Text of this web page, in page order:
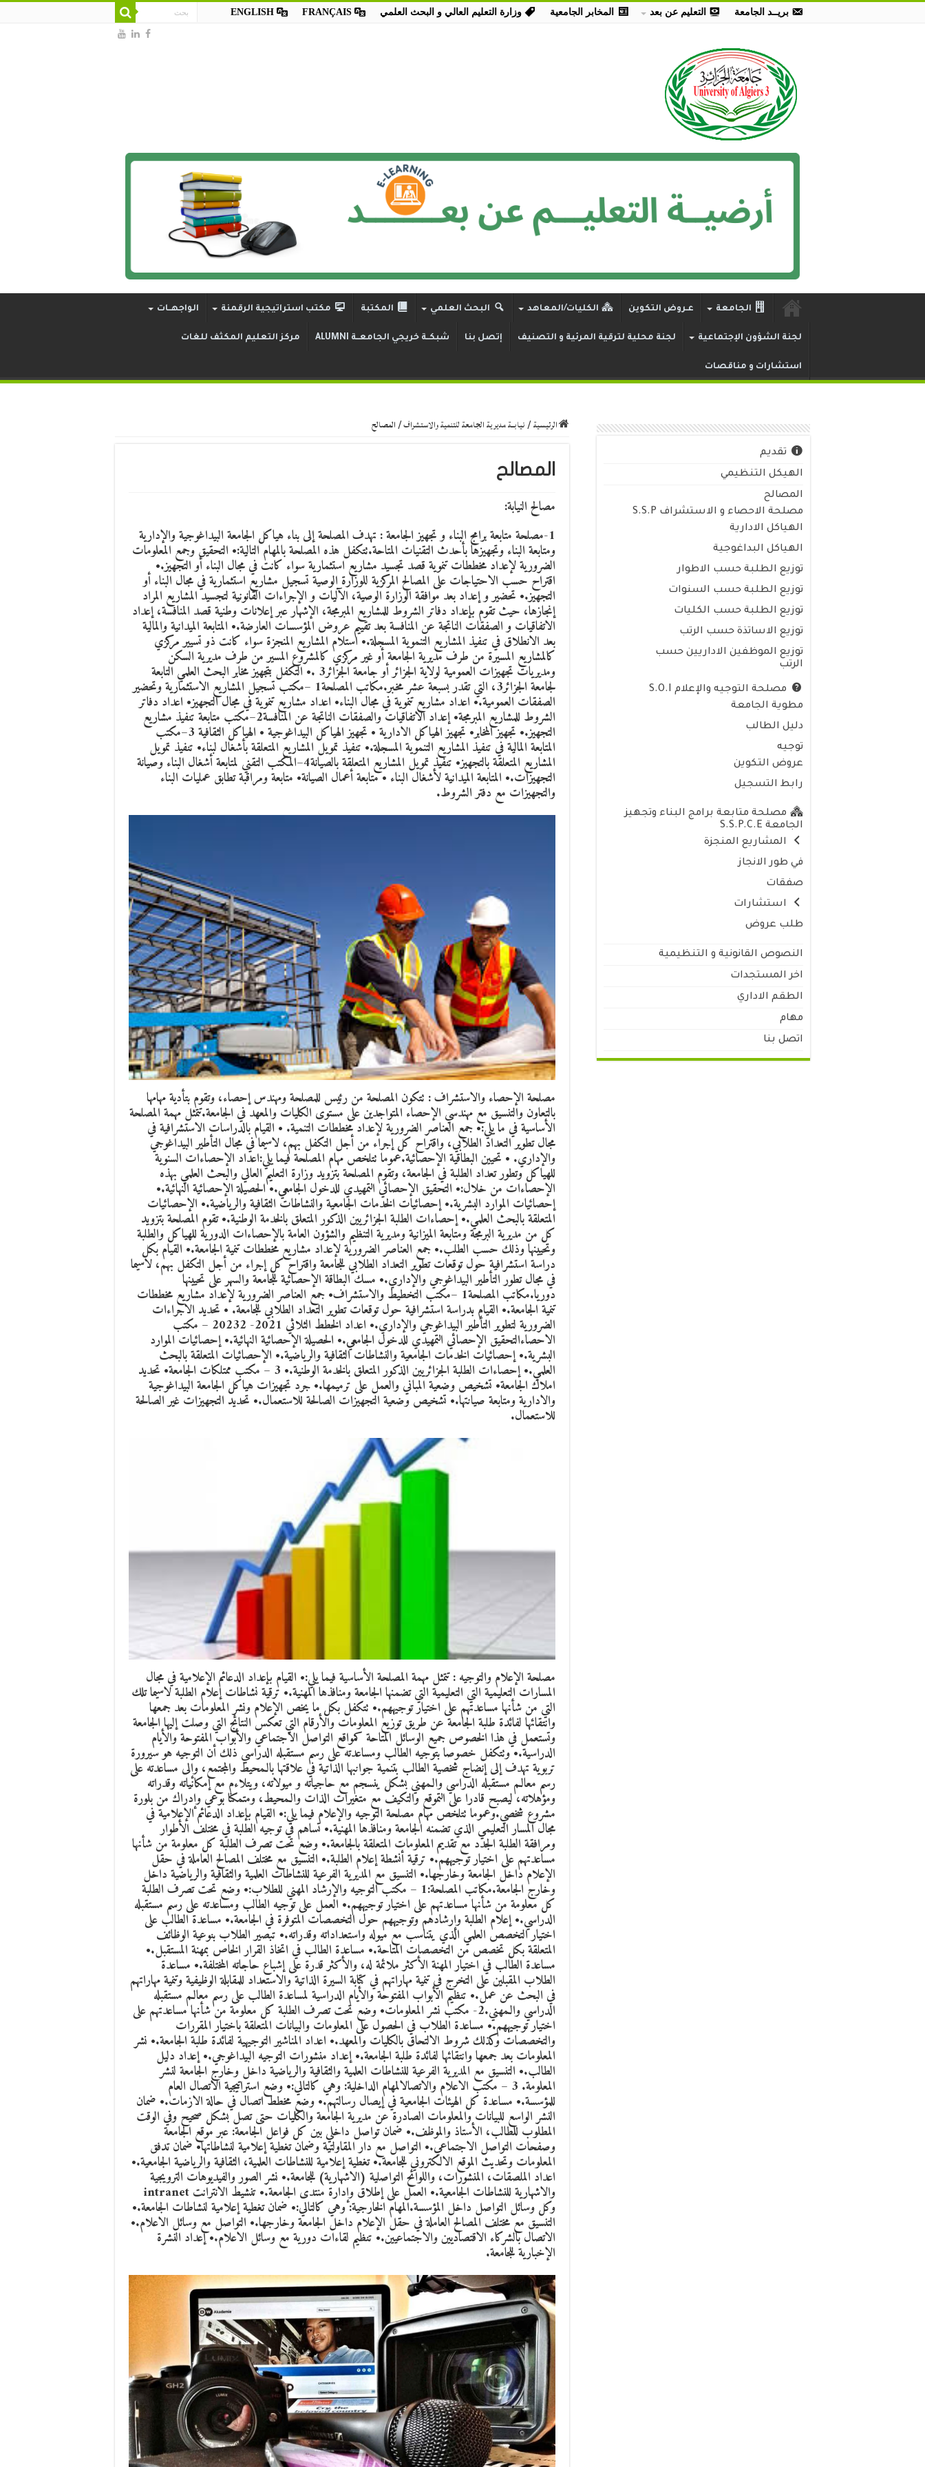
بريــد الجامعة التعليم عن بعد المخابر الجامعية وزارة التعليم العالي و البحث العلمي FRANÇAIS
ENGLISH
الجامعة عـروض التكوين الكليات/المعاهد البحث العلمي المكتبة مكتب استراتيجية الرقمنة الواجهــات
لجنة الشؤون الإجتماعية لجنة محلية لترقية المرئية و التصنيف إتصل بنا شبكــة خريجي الجامعــة ALUMNI مركز التعليم المكثف للغات
استشارات و مناقصات
الرئيسية/نيابــة مديرية الجامعة للتنمية والاستشراف/المصالح
المصالح
مصالح النيابة:
1- مصلحة متابعة برامج البناء و تجهيز الجامعة: تهدف المصلحة إلى بناء هياكل الجامعة البيداغوجية والإدارية
ومتابعة البناء وتجهيزها بأحدث التقنيات المتاحة.تتكفل هذه المصلحة بالمهام التالية:• التحقيق وجمع المعلومات
الضرورية لإعداد مخططات تنموية قصد تجسيد مشاريع استثمارية سواء كانت في مجال البناء أو التجهيز.•
اقتراح حسب الاحتياجات على المصالح المركزية للوزارة الوصية تسجيل مشاريع استثمارية في مجال البناء أو
التجهيز.• تحضير و إعداد بعد موافقة الوزارة الوصية، الآليات و الإجراءات القانونية لتجسيد المشاريع المراد
إنجازها، حيث تقوم بإعداد دفاتر الشروط للمشاريع المبرمجة، الإشهار عبر إعلانات وطنية قصد المنافسة، إعداد
الاتفاقيات و الصفقات الناتجة عن المنافسة بعد تقييم عروض المؤسسات العارضة.• المتابعة الميدانية والمالية
بعد الانطلاق في تنفيذ المشاريع التنموية المسجلة.• استلام المشاريع المنجزة سواء كانت ذو تسيير مركزي
كالمشاريع المسيرة من طرف مديرية الجامعة أو غير مركزي كالمشروع المسير من طرف مديرية السكن
ومديريات تجهيزات العمومية لولاية الجزائر أو جامعة الجزائر3 .• التكفل بتجهيز مخابر البحث العلمي التابعة
لجامعة الجزائر3، التي تقدر بسبعة عشر مخبر.مكاتب المصلحة1 –مكتب تسجيل المشاريع الاستثمارية وتحضير
الصفقات العمومية.• اعداد مشاريع تنموية في مجال البناء• اعداد مشاريع تنموية في مجال التجهيز• اعداد دفاتر
الشروط للمشاريع المبرمجة• إعداد الاتفاقيات والصفقات الناتجة عن المنافسة2–مكتب متابعة تنفيذ مشاريع
التجهيز.• تجهيز المخابر• تجهيز الهياكل الادارية • تجهيز الهياكل البيداغوجية • الهياكل الثقافية 3–مكتب
المتابعة المالية في تنفيذ المشاريع التنموية المسجلة.• تنفيذ تمويل المشاريع المتعلقة بأشغال لبناء• تنفيذ تمويل
المشاريع المتعلقة بالتجهيز• تنفيذ تمويل المشاريع المتعلقة بالصيانة4–المكتب التقني لمتابعة أشغال البناء وصيانة
التجهيزات.• المتابعة الميدانية لأشغال البناء • متابعة أعمال الصيانة• متابعة ومراقبة تطابق عمليات البناء
والتجهيزات مع دفتر الشروط.
مصلحة الإحصاء والاستشراف: تتكون المصلحة من رئيس للمصلحة ومهندس إحصاء، وتقوم بتأدية مهامها
بالتعاون والتنسيق مع مهندسي الإحصاء المتواجدين على مستوى الكليات والمعهد في الجامعة.تتمثل مهمة المصلحة
الأساسية في ما يلي:• جمع العناصر الضرورية لإعداد مخططات التنمية. • القيام بالدراسات الاستشرافية في
مجال تطوير التعداد الطلابي، واقتراح كل إجراء من أجل التكفل بهم، لاسيما في مجال التأطير البيداغوجي
والإداري. • تحيين البطاقية الإحصائية.عموما تتلخص مهام المصلحة فيما يلي:اعداد الإحصاءات السنوية
للهياكل وتطور تعداد الطلبة في الجامعة، وتقوم المصلحة بتزويد وزارة التعليم العالي والبحث العلمي بهذه
الإحصاءات من خلال:• التحقيق الإحصائي التمهيدي للدخول الجامعي.• الحصيلة الإحصائية النهائية.•
إحصائيات الموارد البشرية.• إحصائيات الخدمات الجامعية والنشاطات الثقافية والرياضية.• الإحصائيات
المتعلقة بالبحث العلمي.• إحصاءات الطلبة الجزائريين الذكور المتعلق بالخدمة الوطنية.• تقوم المصلحة بتزويد
كل من مديرية البرمجة ومتابعة الميزانية ومديرية التنظيم والشؤون العامة بالإحصاءات الدورية للهياكل والطلبة
وتحيينها وذلك حسب الطلب.• جمع العناصر الضرورية لإعداد مشاريع مخططات تنمية الجامعة.• القيام بكل
دراسة استشرافية حول توقعات تطوير التعداد الطلابي للجامعة واقتراح كل إجراء من أجل التكفل بهم، لاسيما
في مجال تطور التأطير البيداغوجي والإداري.• مسك البطاقة الإحصائية للجامعة والسهر على تحيينها
دوريا.مكاتب المصلحة1 –مكتب التخطيط والاستشراف• جمع العناصر الضرورية لإعداد مشاريع مخططات
تنمية الجامعة.• القيام بدراسة استشرافية حول توقعات تطوير التعداد الطلابي للجامعة. • تحديد الاجراءات
الضرورية لتطوير التأطير البيداغوجي والإداري.• اعداد الخطط الثلاثي 2021- 20232 – مكتب
الاحصاءالتحقيق الإحصائي التمهيدي للدخول الجامعي.• الحصيلة الإحصائية النهائية.• إحصائيات الموارد
البشرية.• إحصائيات الخدمات الجامعية والنشاطات الثقافية والرياضية.• الإحصائيات المتعلقة بالبحث
العلمي.• إحصاءات الطلبة الجزائريين الذكور المتعلق بالخدمة الوطنية.• 3 – مكتب ممتلكات الجامعة• تحديد
املاك الجامعة• تشخيص وضعية المباني والعمل على ترميمها.• جرد تجهيزات هياكل الجامعة البيداغوجية
والادارية ومتابعة صيانتها.• تشخيص وضعية التجهيزات الصالحة للاستعمال.• تحديد التجهيزات غير الصالحة
للاستعمال.
مصلحة الإعلام والتوجيه: تتمثل مهمة المصلحة الأساسية فيما يلي:• القيام بإعداد الدعائم الإعلامية في مجال
المسارات التعليمية التي التعليمية التي تضمنها الجامعة ومنافذها المهنية.• ترقية نشاطات إعلام الطلبة لاسيما تلك
التي من شأنها مساعدتهم على اختيار توجيههم.• تتكفل بكل ما يخص الإعلام ونشر المعلومات بعد جمعها
وانتقائها لفائدة طلبة الجامعة عن طريق توزيع المعلومات والأرقام التي تعكس النتائج التي وصلت إليها الجامعة
وتستعمل في هذا الخصوص جميع الوسائل المتاحة كمواقع التواصل الاجتماعي والأبواب المفتوحة والأيام
الدراسية.• وتتكفل خصوصا بتوجيه الطالب ومساعدته على رسم مستقبله الدراسي ذلك أن التوجيه هو سيرورة
تربوية تهدف إلى إنضاج شخصية الطالب بتنمية جوانبها الذاتية في علاقتها بالـمحيط والمجتمع، وإلى مساعدته على
رسم معالـم مستقبله الدراسي والـمهني بشكل ينسجم مع حاجياته و ميولاته، ويتلاءم مع إمكانياته وقدراته
ومؤهلاته، ليصبح قادرا على التموقع والتكيف مع متغيرات الذات والـمحيط، ومتمكنا بوعي وإدراك من بلورة
مشروع شخصي.وعموما تتلخص مهام مصلحة التوجيه والإعلام فيما يلي:• القيام بإعداد الدعائم الإعلامية في
مجال المسار التعليمي الذي تضمنه الجامعة ومنافذها المهنية.• تساهم في توجيه الطلبة في مختلف الأطوار
ومرافقة الطلبة الجدد مع تقديم المعلومات المتعلقة بالجامعة.• وضع تحت تصرف الطلبة كل معلومة من شأنها
مساعدتهم على اختيار توجيههم.• ترقية أنشطة إعلام الطلبة.• التنسيق مع مختلف المصالح العاملة في حقل
الإعلام داخل الجامعة وخارجها.• التنسيق مع المديرية الفرعية للنشاطات العلمية والثقافية والرياضية داخل
وخارج الجامعة.مكاتب المصلحة:1 – مكتب التوجيه والإرشاد المهني للطلاب:• وضع تحت تصرف الطلبة
كل معلومة من شأنها مساعدتهم على اختيار توجيههم.• العمل على توجيه الطالب ومساعدته على رسم مستقبله
الدراسي.• إعلام الطلبة وإرشادهم وتوجيههم حول التخصصات المتوفرة في الجامعة.• مساعدة الطالب على
اختيار التخصص العلمي الذي يتناسب مع ميوله واستعداداته وقدراته.• تبصير الطلاب بنوعية الوظائف
المتعلقة بكل تخصص من التخصصات المتاحة.• مساعدة الطالب في اتخاذ القرار الخاص بمهنة المستقبل.•
مساعدة الطالب في اختيار المهنة الأكثر ملائمة له، والأكثر قدرة على إشباع حاجاته المختلفة.• مساعدة
الطلاب المقبلين على التخرج في تنمية مهاراتهم في كتابة السيرة الذاتية والاستعداد للمقابلة الوظيفية وتنمية مهاراتهم
في البحث عن عمل.• تنظيم الأبواب المفتوحة والأيام الدراسية لمساعدة الطالب على رسم معالـم مستقبله
الدراسي والـمهني.2- مكتب نشر المعلومات• وضع تحت تصرف الطلبة كل معلومة من شأنها مساعدتهم على
اختيار توجيههم.• مساعدة الطلاب في الحصول على المعلومات والبيانات المتعلقة باختيار المقررات
والتخصصات وكذلك شروط الالتحاق بالكليات والمعهد.• اعداد المناشير التوجيهية لفائدة طلبة الجامعة.• نشر
المعلومات بعد جمعها وانتقائها لفائدة طلبة الجامعة.• إعداد منشورات التوجيه البيداغوجي.• إعداد دليل
الطالب.• التنسيق مع المديرية الفرعية للنشاطات العلمية والثقافية والرياضية داخل وخارج الجامعة لنشر
المعلومة. 3 – مكتب الاعلام والاتصالالمهام الداخلية: وهي كالتالي:• وضع استراتيجية الاتصال العام
للمؤسسة.• مساعدة كل الهيئات الجامعية في إيصال رسالتهم.• وضع مخطط اتصال في حالة الازمات.• ضمان
النشر الواسع للبيانات والمعلومات الصادرة عن مديرية الجامعة والكليات حتى تصل بشكل صحيح وفي الوقت
المطلوب للطالب، الأستاذ والموظف.• ضمان تواصل داخلي بين كل فواعل الجامعة: عبر موقع الجامعة
وصفحات التواصل الاجتماعي.• التواصل مع دار المقاولتية وضمان تغطية إعلامية لنشاطاتها• ضمان تدفق
المعلومات وتحديث الموقع الالكتروني للجامعة.• تغطية إعلامية للنشاطات العلمية، الثقافية والرياضية الجامعية.•
اعداد الملصقات، المنشورات، واللوائح التواصلية (الاشهارية) للجامعة.• نشر الصور والفيديوهات الترويجية
والاشهارية للنشاطات الجامعية.• العمل على إطلاق وإدارة منتدى الجامعة.• تنشيط الانترانت intranet
وكل وسائل التواصل داخل المؤسسة.المهام الخارجية: وهي كالتالي:• ضمان تغطية إعلامية لنشاطات الجامعة.•
التنسيق مع مختلف المصالح العاملة في حقل الإعلام داخل الجامعة وخارجها.• التواصل مع وسائل الاعلام.•
الاتصال بالشركاء الاقتصاديين والاجتماعيين.• تنظيم لقاءات دورية مع وسائل الاعلام.• إعداد النشرة
الإخبارية للجامعة.
تقديم
الهيكل التنظيمي
المصالح
مصلحة الاحصاء و الاستشراف S.S.P
الهياكل الادارية
الهياكل البداغوجية
توزيع الطلبة حسب الاطوار
توزيع الطلبة حسب السنوات
توزيع الطلبة حسب الكليات
توزيع الاساتذة حسب الرتب
توزيع الموظفين الاداريين حسب
الرتب
مصلحة التوجيه والإعلام S.O.I
مطوية الجامعة
دليل الطالب
توجيه
عروض التكوين
رابط التسجيل
مصلحة متابعة برامج البناء وتجهيز
الجامعة S.S.P.C.E
المشاريع المنجزة
في طور الانجاز
صفقات
استشارات
طلب عروض
النصوص القانونية و التنظيمية
اخر المستجدات
الطقم الاداري
مهام
اتصل بنا